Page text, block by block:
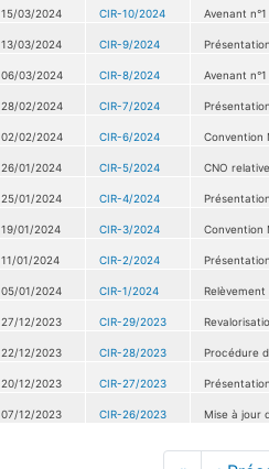
15/03/2024 CIR-10/2024 Avenant
13/03/2024 CIR-9/2024
06/03/2024 CIR-8/2024 Avenant
28/02/2024 CIR-7/2024
02/02/2024 CIR-6/2024 Convention
26/01/2024 CIR-5/2024 CNO
25/01/2024 CIR-4/2024
19/01/2024 CIR-3/2024 Convention
11/01/2024 CIR-2/2024
05/01/2024 CIR-1/2024
27/12/2023 CIR-29/2023
22/12/2023 CIR-28/2023 Procédure
20/12/2023 CIR-27/2023
07/12/2023 CIR-26/2023 Mise à jour